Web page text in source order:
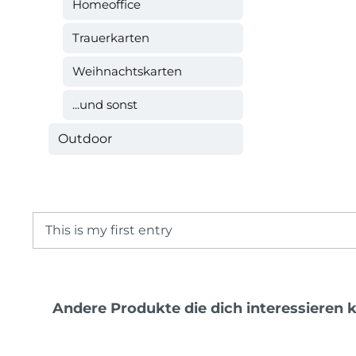
Homeoffice
Trauerkarten
Weihnachtskarten
...und sonst
Outdoor
This is my first entry
Produktgalerie überspringen
Andere Produkte die dich interessieren